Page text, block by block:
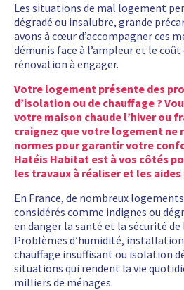
Les situations de mal logement
dégradé ou insalubre, grande
avons à cœur d’accompagner ces
démunis face à l’ampleur et le coût
rénovation à engager.
Votre logement présente des
d’isolation ou de chauffage ?
votre maison chaude l’hiver ou
craignez que votre logement ne
normes pour garantir votre
Hatéis Habitat est à vos côtés
les travaux à réaliser et les
En France, de nombreux
considérés comme indignes ou
en danger la santé et la sécurité de
Problèmes d’humidité,
chauffage insuffisant ou isolation
situations qui rendent la vie
milliers de ménages.